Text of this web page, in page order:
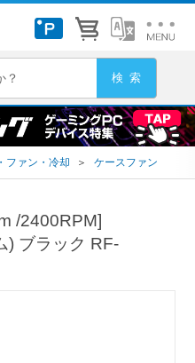
ファン・冷却 ＞ ケースファン
/2400RPM]
) ブラック RF-